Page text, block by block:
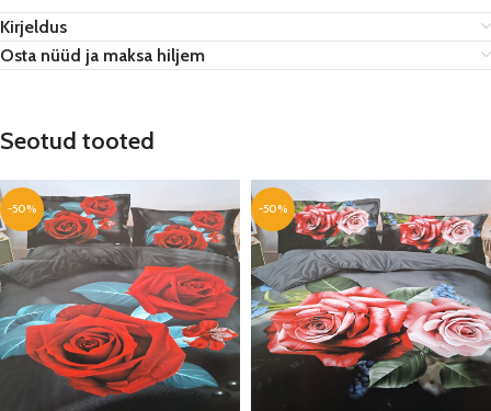
Kirjeldus
Osta nüüd ja maksa hiljem
Seotud tooted
-50% -50%